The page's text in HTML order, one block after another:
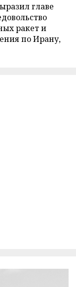
главе
ракет и
по Ирану,